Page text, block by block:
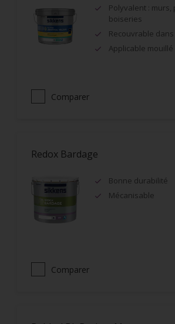
Polyvalent :
boiseries
Recouvrable
Applicable
Comparer
Redox Bardage
Bonne durabilité
Mécanisable
Comparer